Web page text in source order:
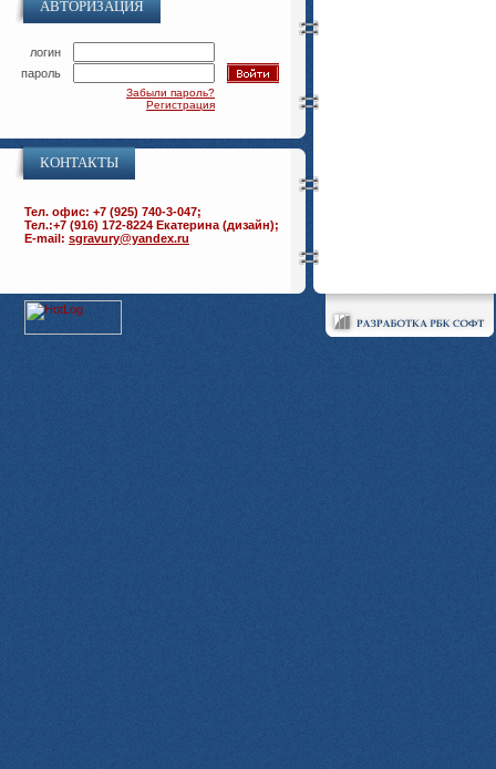
АВТОРИЗАЦИЯ
логин
пароль
Забыли пароль?
Регистрация
КОНТАКТЫ
Тел. офис: +7 (925) 740-3-047;
Тел.:+7 (916) 172-8224 Екатерина (дизайн);
E-mail: sgravury@yandex.ru